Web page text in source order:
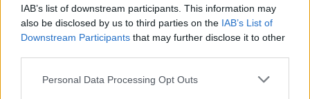
IAB’s list of downstream participants. This information may
also be disclosed by us to third parties on the IAB’s List of
Downstream Participants that may further disclose it to other
Please note that this website/app uses one or more Google
Personal Data Processing Opt Outs